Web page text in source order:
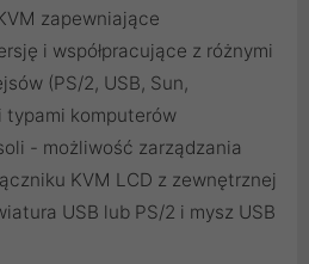
zapewniające
i współpracujące z różnymi
(PS/2, USB, Sun,
typami komputerów
- możliwość zarządzania
KVM LCD z zewnętrznej
USB lub PS/2 i mysz USB